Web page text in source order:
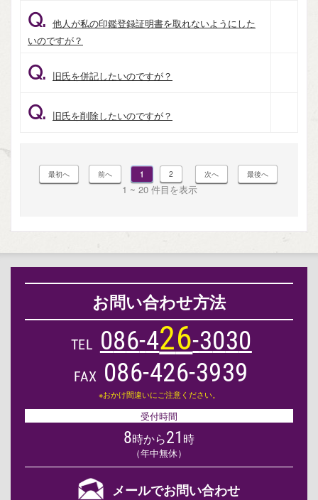
Q. 他人が私の印鑑登録証明書を取れないようにした
いのですが？
Q. 旧氏を併記したいのですが？
Q. 旧氏を削除したいのですが？
1 2
1 ~ 20 件目を表示
お問い合わせ方法
TEL 086-426-3030
FAX 086-426-3939
※おかけ間違いにご注意ください。
受付時間
8時から21 時
（年中無休）
メールでお問い合わせ